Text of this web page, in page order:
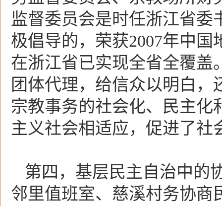
监督委员会是时任浙江省
极倡导的，荣获2007年中
在浙江省已实现全省全覆盖
团体代理，给信众以明白
宗教事务的社会化、民主化
主义社会相适应，促进了社
第四，基层民主自治中的
邻里值班室、慈溪村务协商